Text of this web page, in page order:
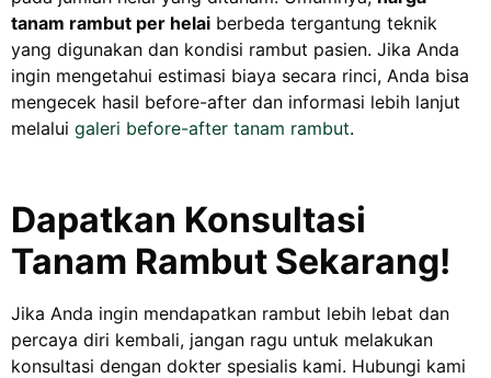
tanam rambut per helai berbeda tergantung teknik
yang digunakan dan kondisi rambut pasien. Jika Anda
ingin mengetahui estimasi biaya secara rinci, Anda bisa
mengecek hasil before-after dan informasi lebih lanjut
melalui galeri before-after tanam rambut.
Dapatkan Konsultasi
Tanam Rambut Sekarang!
Jika Anda ingin mendapatkan rambut lebih lebat dan
percaya diri kembali, jangan ragu untuk melakukan
konsultasi dengan dokter spesialis kami. Hubungi kami